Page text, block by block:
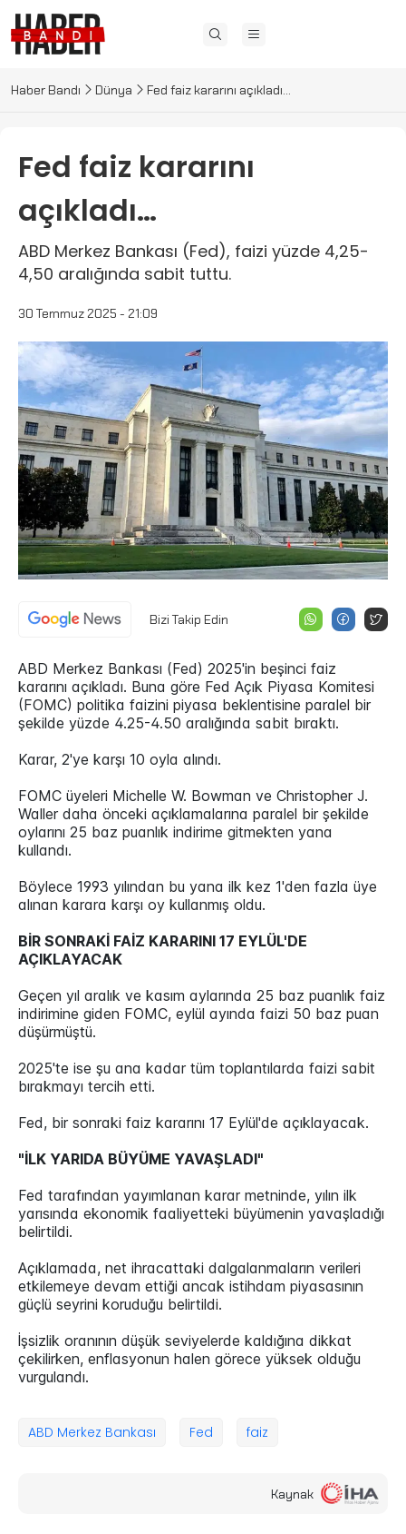
Haber Bandı Dünya Fed faiz kararını açıkladı…
Fed faiz kararını
açıkladı…
ABD Merkez Bankası (Fed), faizi yüzde 4,25-
4,50 aralığında sabit tuttu.
30 Temmuz 2025 - 21:09
Bizi Takip Edin
ABD Merkez Bankası (Fed) 2025'in beşinci faiz
kararını açıkladı. Buna göre Fed Açık Piyasa Komitesi
(FOMC) politika faizini piyasa beklentisine paralel bir
şekilde yüzde 4.25-4.50 aralığında sabit bıraktı.
Karar, 2'ye karşı 10 oyla alındı.
FOMC üyeleri Michelle W. Bowman ve Christopher J.
Waller daha önceki açıklamalarına paralel bir şekilde
oylarını 25 baz puanlık indirime gitmekten yana
kullandı.
Böylece 1993 yılından bu yana ilk kez 1'den fazla üye
alınan karara karşı oy kullanmış oldu.
BİR SONRAKİ FAİZ KARARINI 17 EYLÜL'DE
AÇIKLAYACAK
Geçen yıl aralık ve kasım aylarında 25 baz puanlık faiz
indirimine giden FOMC, eylül ayında faizi 50 baz puan
düşürmüştü.
2025'te ise şu ana kadar tüm toplantılarda faizi sabit
bırakmayı tercih etti.
Fed, bir sonraki faiz kararını 17 Eylül'de açıklayacak.
"İLK YARIDA BÜYÜME YAVAŞLADI"
Fed tarafından yayımlanan karar metninde, yılın ilk
yarısında ekonomik faaliyetteki büyümenin yavaşladığı
belirtildi.
Açıklamada, net ihracattaki dalgalanmaların verileri
etkilemeye devam ettiği ancak istihdam piyasasının
güçlü seyrini koruduğu belirtildi.
İşsizlik oranının düşük seviyelerde kaldığına dikkat
çekilirken, enflasyonun halen görece yüksek olduğu
vurgulandı.
ABD Merkez Bankası Fed faiz
Kaynak